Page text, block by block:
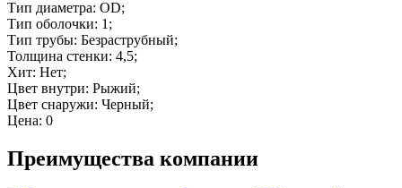
Тип диаметра: OD;
Тип оболочки: 1;
Тип трубы: Безраструбный;
Толщина стенки: 4,5;
Хит: Нет;
Цвет внутри: Рыжий;
Цвет снаружи: Черный;
Цена: 0
Преимущества компании